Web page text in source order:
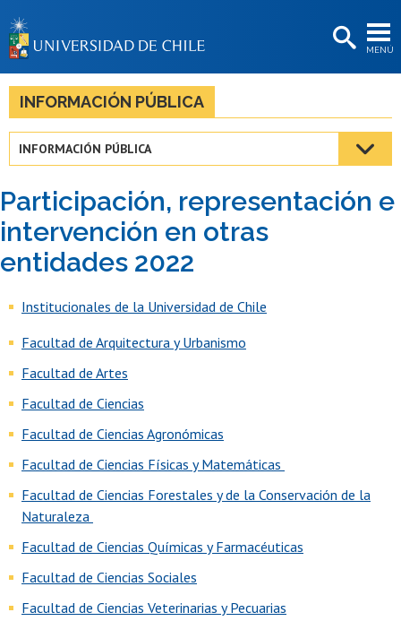
MENÚ
BIBLIOTECAS
LA UNIVERSIDAD
Estudiantes
Académicas/os
Funcionarias/os
Egresadas/os
INFORMACIÓN PÚBLICA
INFORMACIÓN PÚBLICA
Participación, representación e
intervención en otras
entidades 2022
Institucionales de la Universidad de Chile
Facultad de Arquitectura y Urbanismo
Facultad de Artes
Facultad de Ciencias
Facultad de Ciencias Agronómicas
Facultad de Ciencias Físicas y Matemáticas
Facultad de Ciencias Forestales y de la Conservación de la
Naturaleza
Facultad de Ciencias Químicas y Farmacéuticas
Facultad de Ciencias Sociales
Facultad de Ciencias Veterinarias y Pecuarias